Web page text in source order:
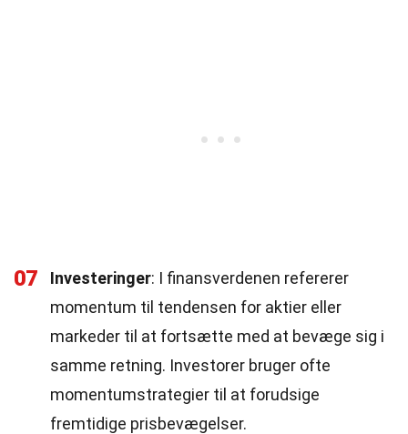
07 Investeringer: I finansverdenen refererer
momentum til tendensen for aktier eller
markeder til at fortsætte med at bevæge sig i
samme retning. Investorer bruger ofte
momentumstrategier til at forudsige
fremtidige prisbevægelser.